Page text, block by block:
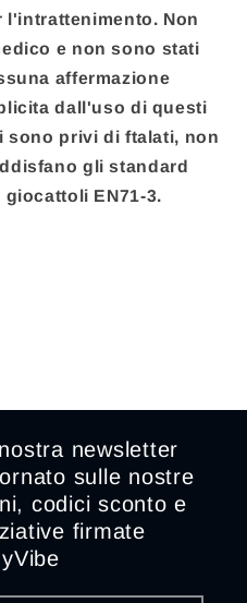
Non
e non sono stati
affermazione
dall'uso di questi
sono privi di ftalati, non
gli standard
EN71-3.
newsletter
sulle nostre
codici sconto e
firmate